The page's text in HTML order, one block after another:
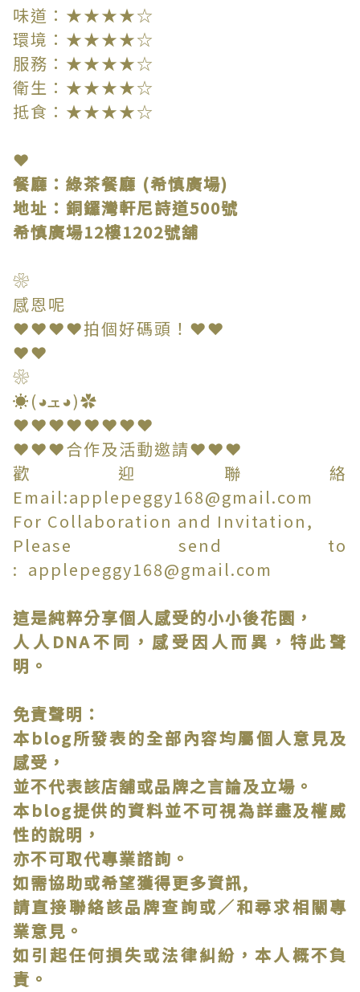
味道：★★★★☆
環境：★★★★☆
服務：★★★★☆
衛生：★★★★☆
抵食：★★★★☆
❤
餐廳：綠茶餐廳 (希慎廣場)
地址：銅鑼灣軒尼詩道500號
希慎廣場12樓1202號舖
❀
感恩呢
❤❤❤❤拍個好碼頭！❤❤
❤❤
❀
☀(◕ܫ◕)✿
❤❤❤❤❤❤❤❤
❤❤❤合作及活動邀請❤❤❤
歡迎聯絡
Email:applepeggy168@gmail.com
For Collaboration and Invitation,
Please send to
: applepeggy168@gmail.com
這是純粹分享個人感受的小小後花園，
人人DNA不同，感受因人而異，特此聲
明。
免責聲明：
本blog所發表的全部內容均屬個人意見及
感受，
並不代表該店舖或品牌之言論及立場。
本blog提供的資料並不可視為詳盡及權威
性的說明，
亦不可取代專業諮詢。
如需協助或希望獲得更多資訊,
請直接聯絡該品牌查詢或∕和尋求相關專
業意見。
如引起任何損失或法律糾紛，本人概不負
責。